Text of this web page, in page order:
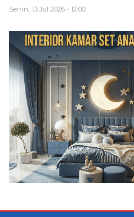
Senin, 13 Jul 2026 - 12:00